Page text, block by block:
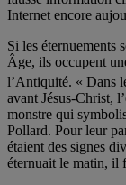
Internet encore
Si les éternuements
Âge, ils occupent
l’Antiquité. « Dans
avant Jésus-Christ,
monstre qui
Pollard. Pour leur
étaient des signes
éternuait le matin, il